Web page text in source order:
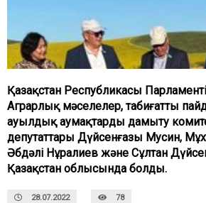
Қазақстан Республикасы
Аграрлық мәселелер, табиғатты
ауылдық аумақтарды дамыту
депутаттары Дүйсенғазы Мусин,
Әбдәлі Нұралиев және Сұлтан
Қазақстан облысында болды.
28.07.2022 78